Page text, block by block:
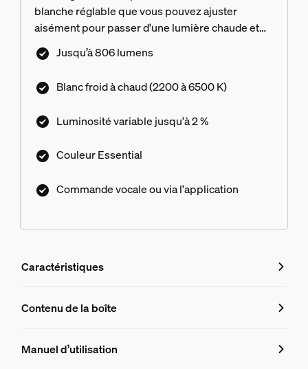
blanche réglable que vous pouvez ajuster
aisément pour passer d'une lumière chaude et
agréable à une lumière blanche et froide. Créez
l'ambiance parfaite avec une gradation fluide, des
scénarios de lumière conçus par nos experts, ou
produits Philips Hue.
Jusqu’à 806 lumens
Blanc froid à chaud (2200 à 6500 K)
Luminosité variable jusqu'à 2 %
Couleur Essential
Commande vocale ou via l'application
Caractéristiques
Caractéristiques
8720169392304
Contenu de la boîte
Manuel d’utilisation